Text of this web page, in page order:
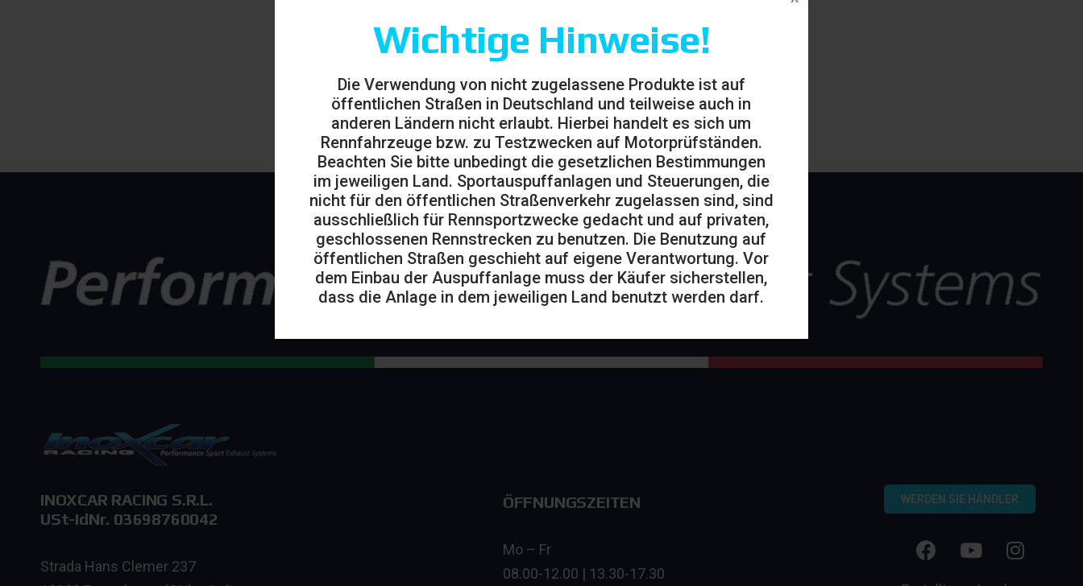
Wichtige Hinweise!
Die Verwendung von nicht zugelassene Produkte ist auf
öffentlichen Straßen in Deutschland und teilweise auch in
anderen Ländern nicht erlaubt. Hierbei handelt es sich um
Rennfahrzeuge bzw. zu Testzwecken auf Motorprüfständen.
Beachten Sie bitte unbedingt die gesetzlichen Bestimmungen
im jeweiligen Land. Sportauspuffanlagen und Steuerungen, die
nicht für den öffentlichen Straßenverkehr zugelassen sind, sind
ausschließlich für Rennsportzwecke gedacht und auf privaten,
geschlossenen Rennstrecken zu benutzen. Die Benutzung auf
öffentlichen Straßen geschieht auf eigene Verantwortung. Vor
dem Einbau der Auspuffanlage muss der Käufer sicherstellen,
dass die Anlage in dem jeweiligen Land benutzt werden darf.
INOXCAR RACING S.R.L.
USt-IdNr. 03698760042
Strada Hans Clemer 237
ÖFFNUNGSZEITEN
Mo – Fr
08.00-12.00 | 13.30-17.30
WERDEN SIE HÄNDLER